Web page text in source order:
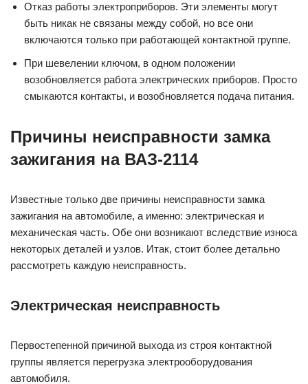
Отказ работы электроприборов. Эти элементы могут
быть никак не связаны между собой, но все они
включаются только при работающей контактной группе.
При шевелении ключом, в одном положении
возобновляется работа электрических приборов. Просто
смыкаются контакты, и возобновляется подача питания.
Причины неисправности замка
зажигания на ВАЗ-2114
Известные только две причины неисправности замка
зажигания на автомобиле, а именно: электрическая и
механическая часть. Обе они возникают вследствие износа
некоторых деталей и узлов. Итак, стоит более детально
рассмотреть каждую неисправность.
Электрическая неисправность
Первостепенной причиной выхода из строя контактной
группы является перегрузка электрооборудования
автомобиля.